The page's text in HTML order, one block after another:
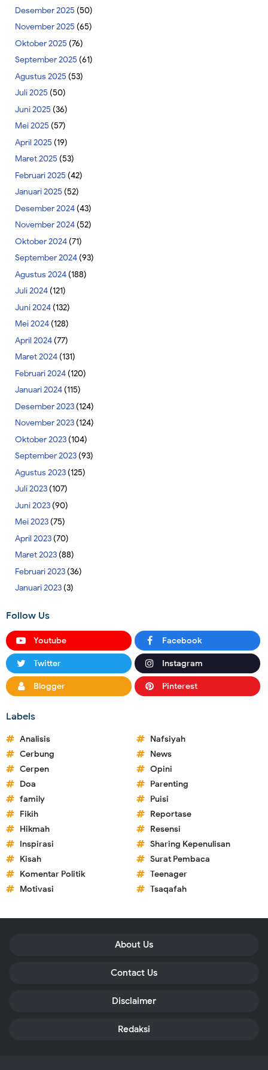
Desember 2025 (50)
November 2025 (65)
Oktober 2025 (76)
September 2025 (61)
Agustus 2025 (53)
Juli 2025 (50)
Juni 2025 (36)
Mei 2025 (57)
April 2025 (19)
Maret 2025 (53)
Februari 2025 (42)
Januari 2025 (52)
Desember 2024(43)
November 2024(52)
Oktober 2024(71)
September 2024(93)
Agustus 2024(188)
Juli 2024(121)
Juni 2024(132)
Mei 2024(128)
April 2024(77)
Maret 2024(131)
Februari 2024(120)
Januari 2024(115)
Desember 2023(124)
November 2023(124)
Oktober 2023(104)
September 2023(93)
Agustus 2023(125)
Juli 2023(107)
Juni 2023(90)
Mei 2023(75)
April 2023(70)
Maret 2023(88)
Februari 2023(36)
Januari 2023(3)
Follow Us
Youtube Facebook
Twitter Instagram
Blogger Pinterest
Labels
Analisis
Cerbung
Cerpen
Doa
family
Fikih
Hikmah
Inspirasi
Kisah
Komentar Politik
Motivasi
Nafsiyah
News
Opini
Parenting
Puisi
Reportase
Resensi
Sharing Kepenulisan
Surat Pembaca
Teenager
Tsaqafah
About Us
Contact Us
Disclaimer
Redaksi